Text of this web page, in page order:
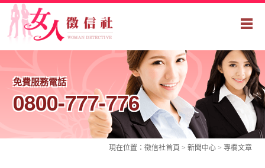
免費服務電話
0800-777-776
現在位置： 徵信社首頁 > 新聞中心 > 專欄文章